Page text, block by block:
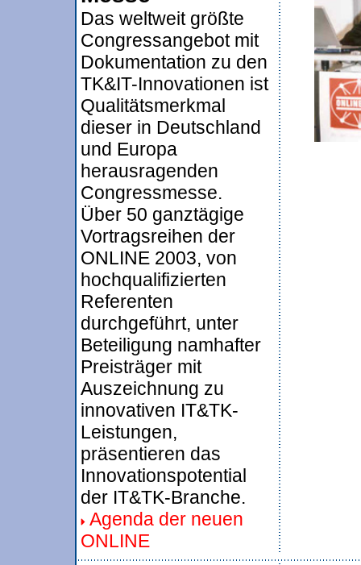
Das weltweit größte
Congressangebot mit
Dokumentation zu den
TK&IT-Innovationen ist
Qualitätsmerkmal
dieser in Deutschland
und Europa
herausragenden
Congressmesse.
Über 50 ganztägige
Vortragsreihen der
ONLINE 2003, von
hochqualifizierten
Referenten
durchgeführt, unter
Beteiligung namhafter
Preisträger mit
Auszeichnung zu
innovativen IT&TK-
Leistungen,
präsentieren das
Innovationspotential
der IT&TK-Branche.
Agenda der neuen
ONLINE